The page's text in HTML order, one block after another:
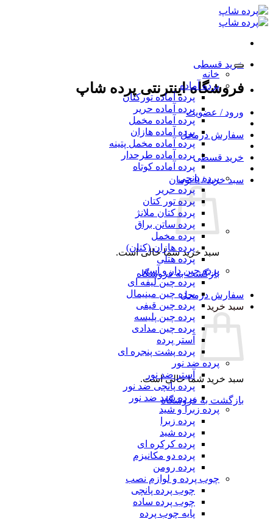
Skip
to
content
خرید قسطی
فروشگاه اینترنتی پرده شاپ
ورود / عضویت
سفارش درمحل
خرید قسطی
سبد خرید /0 تومان
سبد خرید شما خالی است.
بازگشت به فروشگاه
سفارش درمحل
سبد خرید
سبد خرید شما خالی است.
بازگشت به فروشگاه
خانه
پرده آماده
پرده آماده تورکتان
پرده آماده حریر
پرده آماده مخمل
پرده آماده هازان
پرده آماده مخمل پتینه
پرده آماده طرحدار
پرده آماده کوتاه
پرده پانچی
پرده حریر
پرده تور کتان
پرده کتان ملانژ
پرده ساتن براق
پرده مخمل
پرده هازان (کتان)
پرده هتلی
پرده چین دار و آستر
پرده چین لیفه ای
پرده چین مینیمال
پرده چین قیفی
پرده چین پلیسه
پرده چین مدادی
آستر پرده
پرده پشت پنجره ای
پرده ضد نور
آستر ضد نور
پرده پانچی ضد نور
پرده شید ضد نور
پرده زبرا و شید
پرده زبرا
پرده شید
پرده کرکره ای
پرده دو مکانیزم
پرده رومن
چوب پرده و لوازم نصب
چوب پرده پانچی
چوب پرده ساده
پایه چوب پرده